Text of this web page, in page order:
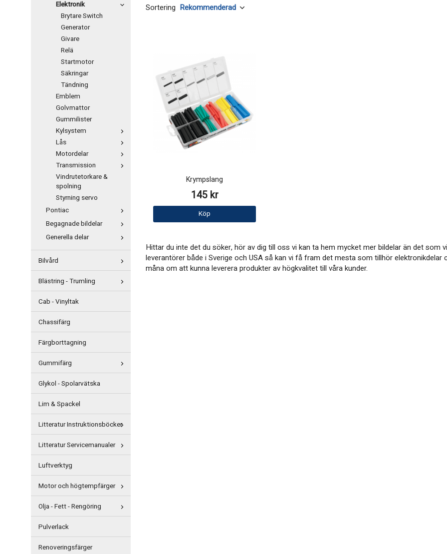
Elektronik
Brytare Switch
Generator
Givare
Relä
Startmotor
Säkringar
Tändning
Emblem
Golvmattor
Gummilister
Kylsystem
Lås
Motordelar
Transmission
Vindrutetorkare &
spolning
Styrning servo
Pontiac
Begagnade bildelar
Generella delar
Bilvård
Blästring - Trumling
Cab - Vinyltak
Chassifärg
Färgborttagning
Gummifärg
Glykol - Spolarvätska
Lim & Spackel
Litteratur Instruktionsböcker
Litteratur Servicemanualer
Luftverktyg
Motor och högtempfärger
Olja - Fett - Rengöring
Pulverlack
Renoveringsfärger
Sortering
Krympslang
145 kr
Köp
Hittar du inte det du söker, hör av dig till oss vi kan ta hem mycket mer bildelar än det
leverantörer både i Sverige och USA så kan vi få fram det mesta som tillhör
måna om att kunna leverera produkter av högkvalitet till våra kunder.